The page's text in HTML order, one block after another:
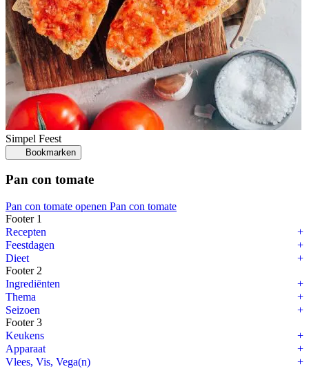
Simpel Feest
Bookmarken
Pan con tomate
Pan con tomate openen Pan con tomate
Footer 1
Recepten
Feestdagen
Dieet
Footer 2
Ingrediënten
Thema
Seizoen
Footer 3
Keukens
Apparaat
Vlees, Vis, Vega(n)